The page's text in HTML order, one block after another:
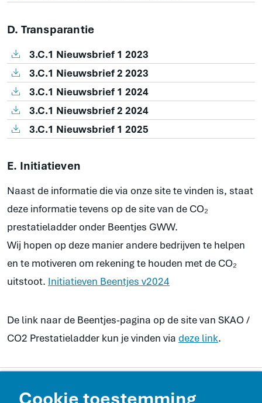
D. Transparantie
3.C.1 Nieuwsbrief 1 2023
3.C.1 Nieuwsbrief 2 2023
3.C.1 Nieuwsbrief 1 2024
3.C.1 Nieuwsbrief 2 2024
3.C.1 Nieuwsbrief 1 2025
E. Initiatieven
Naast de informatie die via onze site te vinden is, staat
deze informatie tevens op de site van de CO₂
prestatieladder onder Beentjes GWW.
Wij hopen op deze manier andere bedrijven te helpen
en te motiveren om rekening te houden met de CO₂
uitstoot. Initiatieven Beentjes v2024
De link naar de Beentjes-pagina op de site van SKAO /
CO2 Prestatieladder kun je vinden via deze link.
Cookie toestemming